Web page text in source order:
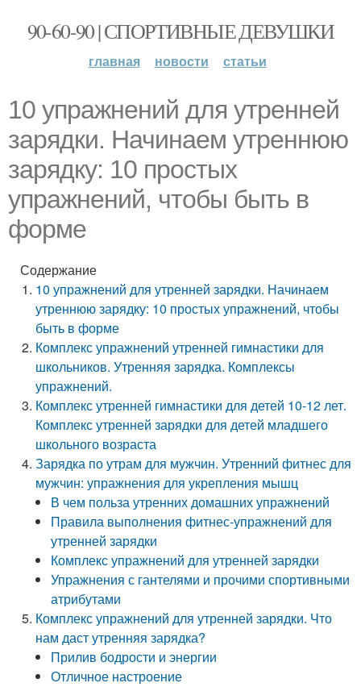
90-60-90 | СПОРТИВНЫЕ ДЕВУШКИ
главная новости статьи
10 упражнений для утренней
зарядки. Начинаем утреннюю
зарядку: 10 простых
упражнений, чтобы быть в
форме
Содержание
10 упражнений для утренней зарядки. Начинаем
утреннюю зарядку: 10 простых упражнений, чтобы
быть в форме
Комплекс упражнений утренней гимнастики для
школьников. Утренняя зарядка. Комплексы
упражнений.
Комплекс утренней гимнастики для детей 10-12 лет.
Комплекс утренней зарядки для детей младшего
школьного возраста
Зарядка по утрам для мужчин. Утренний фитнес для
мужчин: упражнения для укрепления мышц
В чем польза утренних домашних упражнений
Правила выполнения фитнес-упражнений для
утренней зарядки
Комплекс упражнений для утренней зарядки
Упражнения с гантелями и прочими спортивными
атрибутами
Комплекс упражнений для утренней зарядки. Что
нам даст утренняя зарядка?
Прилив бодрости и энергии
Отличное настроение